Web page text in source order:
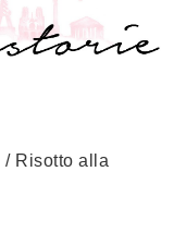
/Risotto alla